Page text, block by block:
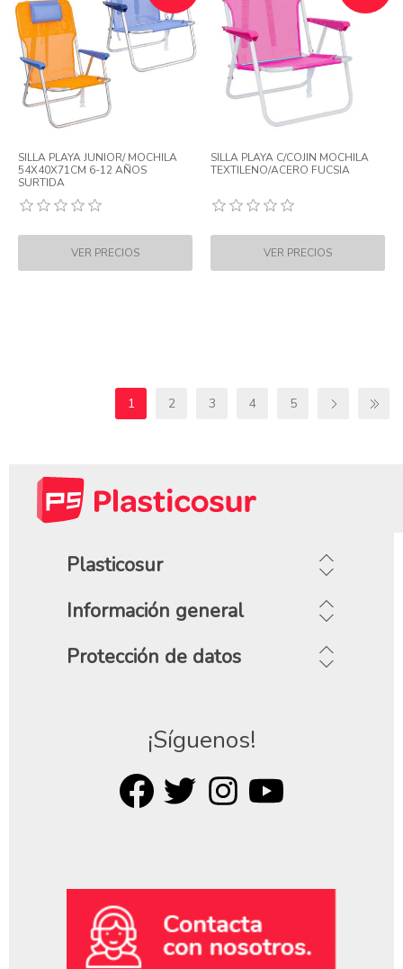
SILLA PLAYA JUNIOR/ MOCHILA
54X40X71CM 6-12 AÑOS
SURTIDA
SILLA PLAYA C/COJIN MOCHILA
TEXTILENO/ACERO FUCSIA
1 2 3 4 5
Plasticosur
Información general
Protección de datos
¡Síguenos!